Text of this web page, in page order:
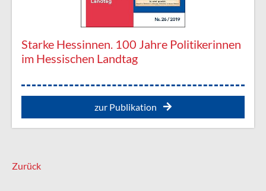
Starke Hessinnen. 100 Jahre Politikerinnen
im Hessischen Landtag
zur Publikation
Zurück